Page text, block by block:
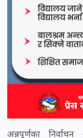
अन्नपूर्णका